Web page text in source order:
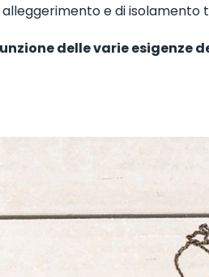
e di isolamento
delle varie esigenze